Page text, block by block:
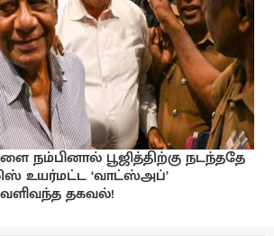
நம்பினால் பூஜித்திற்கு நடந்ததே
உயர்மட்ட ‘வாட்ஸ்அப்’
தகவல்!